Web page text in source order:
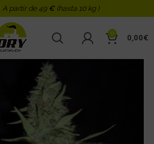
A partir de 49 € (hasta 10 kg )
0 0,00€